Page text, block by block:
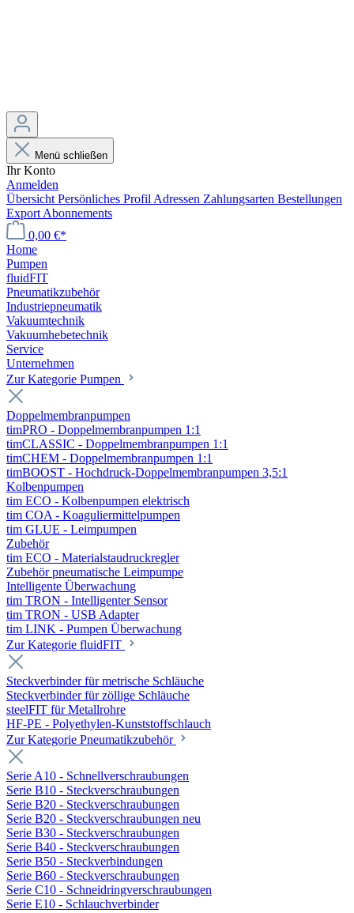
Menü schließen
Ihr Konto
Anmelden
Übersicht Persönliches Profil Adressen Zahlungsarten Bestellungen
Export Abonnements
0,00 €*
Home
Pumpen
fluidFIT
Pneumatikzubehör
Industriepneumatik
Vakuumtechnik
Vakuumhebetechnik
Service
Unternehmen
Zur Kategorie Pumpen
Doppelmembranpumpen
timPRO - Doppelmembranpumpen 1:1
timCLASSIC - Doppelmembranpumpen 1:1
timCHEM - Doppelmembranpumpen 1:1
timBOOST - Hochdruck-Doppelmembranpumpen 3,5:1
Kolbenpumpen
tim ECO - Kolbenpumpen elektrisch
tim COA - Koaguliermittelpumpen
tim GLUE - Leimpumpen
Zubehör
tim ECO - Materialstaudruckregler
Zubehör pneumatische Leimpumpe
Intelligente Überwachung
tim TRON - Intelligenter Sensor
tim TRON - USB Adapter
tim LINK - Pumpen Überwachung
Zur Kategorie fluidFIT
Steckverbinder für metrische Schläuche
Steckverbinder für zöllige Schläuche
steelFIT für Metallrohre
HF-PE - Polyethylen-Kunststoffschlauch
Zur Kategorie Pneumatikzubehör
Serie A10 - Schnellverschraubungen
Serie B10 - Steckverschraubungen
Serie B20 - Steckverschraubungen
Serie B20 - Steckverschraubungen neu
Serie B30 - Steckverschraubungen
Serie B40 - Steckverschraubungen
Serie B50 - Steckverbindungen
Serie B60 - Steckverschraubungen
Serie C10 - Schneidringverschraubungen
Serie E10 - Schlauchverbinder